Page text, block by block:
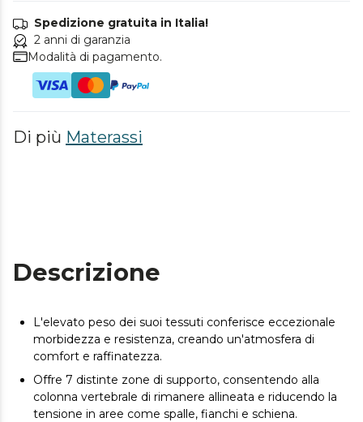
Spedizione gratuita in Italia!
2 anni di garanzia
Modalità di pagamento.
Di più Materassi
Descrizione
L'elevato peso dei suoi tessuti conferisce eccezionale
morbidezza e resistenza, creando un'atmosfera di
comfort e raffinatezza.
Offre 7 distinte zone di supporto, consentendo alla
colonna vertebrale di rimanere allineata e riducendo la
tensione in aree come spalle, fianchi e schiena.